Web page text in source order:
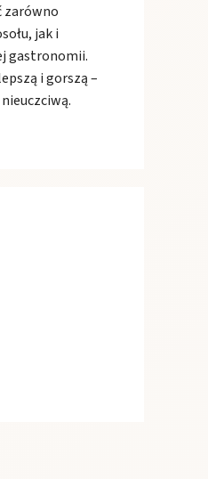
zarówno
jak i
gastronomii.
i gorszą –